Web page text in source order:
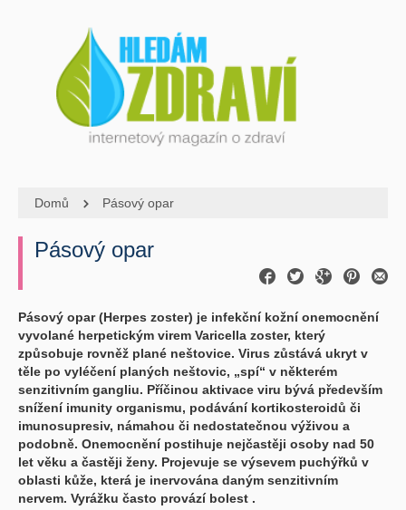
Domů Pásový opar
Pásový opar
Pásový opar (Herpes zoster) je infekční kožní onemocnění
vyvolané herpetickým virem Varicella zoster, který
způsobuje rovněž plané neštovice. Virus zůstává ukryt v
těle po vyléčení planých neštovic, „spí“ v některém
senzitivním gangliu. Příčinou aktivace viru bývá především
snížení imunity organismu, podávání kortikosteroidů či
imunosupresiv, námahou či nedostatečnou výživou a
podobně. Onemocnění postihuje nejčastěji osoby nad 50
let věku a častěji ženy. Projevuje se výsevem puchýřků v
oblasti kůže, která je inervována daným senzitivním
nervem. Vyrážku často provází bolest .